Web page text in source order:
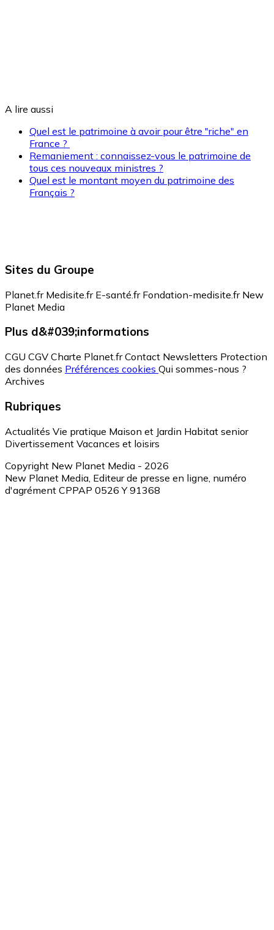
A lire aussi
Quel est le patrimoine à avoir pour être "riche" en
France ?
Remaniement : connaissez-vous le patrimoine de
tous ces nouveaux ministres ?
Quel est le montant moyen du patrimoine des
Français ?
Sites du Groupe
Planet.fr Medisite.fr E-santé.fr Fondation-medisite.fr New
Planet Media
Plus d&#039;informations
CGU CGV Charte Planet.fr Contact Newsletters Protection
des données Préférences cookies Qui sommes-nous ?
Archives
Rubriques
Actualités Vie pratique Maison et Jardin Habitat senior
Divertissement Vacances et loisirs
Copyright New Planet Media - 2026
New Planet Media, Editeur de presse en ligne, numéro
d'agrément CPPAP 0526 Y 91368